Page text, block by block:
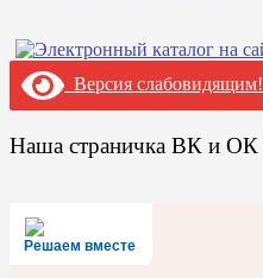
Версия слабовидящим!
Наша страничка ВК и ОК
Решаем вместе